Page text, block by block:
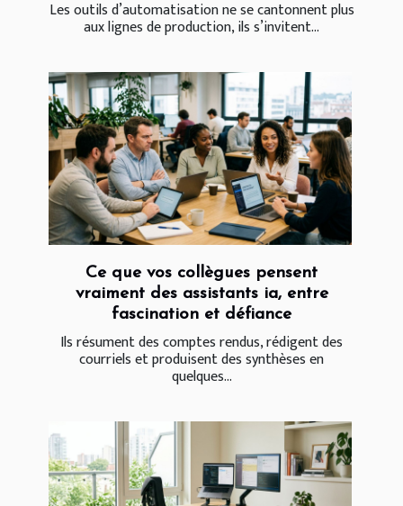
Les outils d’automatisation ne se cantonnent plus
aux lignes de production, ils s’invitent...
Ce que vos collègues pensent
vraiment des assistants ia, entre
fascination et défiance
Ils résument des comptes rendus, rédigent des
courriels et produisent des synthèses en
quelques...